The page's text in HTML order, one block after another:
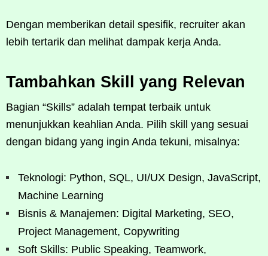
Dengan memberikan detail spesifik, recruiter akan
lebih tertarik dan melihat dampak kerja Anda.
Tambahkan Skill yang Relevan
Bagian “Skills” adalah tempat terbaik untuk
menunjukkan keahlian Anda. Pilih skill yang sesuai
dengan bidang yang ingin Anda tekuni, misalnya:
Teknologi: Python, SQL, UI/UX Design, JavaScript,
Machine Learning
Bisnis & Manajemen: Digital Marketing, SEO,
Project Management, Copywriting
Soft Skills: Public Speaking, Teamwork,